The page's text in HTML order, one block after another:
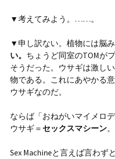
▼考えてみよう。……。
▼申し訳ない。植物には脳
い。 ちょうど同室のTOMが
そうだった。ウサギは激し
物である。これにあやかる
ウサギなのだ。
ならば「おねがいマイメロ
ウサギ＝ セックスマシーン。
Sex Machineと言えば言わ